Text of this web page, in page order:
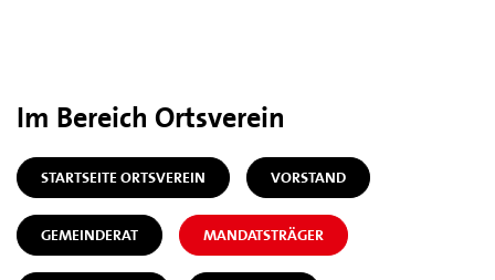
Im Bereich Ortsverein
STARTSEITE ORTSVEREIN VORSTAND
GEMEINDERAT MANDATSTRÄGER